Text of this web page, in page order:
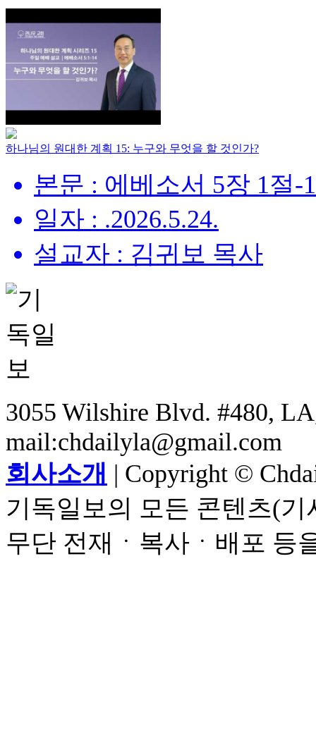
하나님의 원대한 계획 15: 누구와 무엇을 할 것인가?
본문 : 에베소서 5장 1절-
일자 : .2026.5.24.
설교자 : 김귀보 목사
3055 Wilshire Blvd. #480,
mail:chdailyla@gmail.com
회사소개 | Copyright ©
기독일보의 모든 콘텐츠(
무단 전재ㆍ복사ㆍ배포 등